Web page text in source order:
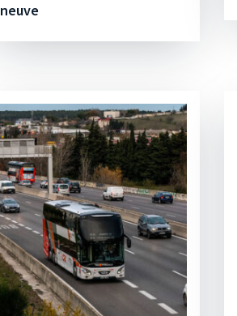
neuve